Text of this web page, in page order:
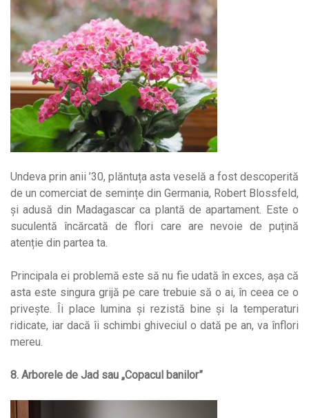
Undeva prin anii ’30, plăntuța asta veselă a fost descoperită
de un comerciat de semințe din Germania, Robert Blossfeld,
și adusă din Madagascar ca plantă de apartament. Este o
suculentă încărcată de flori care are nevoie de puțină
atenție din partea ta.
Principala ei problemă este să nu fie udată în exces, așa că
asta este singura grijă pe care trebuie să o ai, în ceea ce o
privește. Îi place lumina și rezistă bine și la temperaturi
ridicate, iar dacă îi schimbi ghiveciul o dată pe an, va înflori
mereu.
8. Arborele de Jad sau „Copacul banilor”